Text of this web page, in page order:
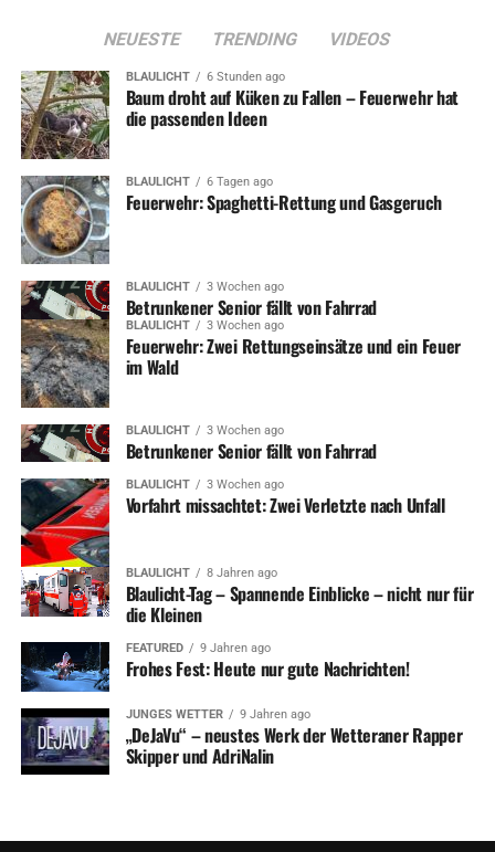
NEUESTE TRENDING VIDEOS
BLAULICHT 6 Stunden ago
Baum droht auf Küken zu Fallen – Feuerwehr hat
die passenden Ideen
BLAULICHT 6 Tagen ago
Feuerwehr: Spaghetti-Rettung und Gasgeruch
BLAULICHT 3 Wochen ago
Betrunkener Senior fällt von Fahrrad
BLAULICHT 3 Wochen ago
Feuerwehr: Zwei Rettungseinsätze und ein Feuer
im Wald
BLAULICHT 3 Wochen ago
Betrunkener Senior fällt von Fahrrad
BLAULICHT 3 Wochen ago
Vorfahrt missachtet: Zwei Verletzte nach Unfall
BLAULICHT 8 Jahren ago
Blaulicht-Tag – Spannende Einblicke – nicht nur für
die Kleinen
FEATURED 9 Jahren ago
Frohes Fest: Heute nur gute Nachrichten!
JUNGES WETTER 9 Jahren ago
„DeJaVu“ – neustes Werk der Wetteraner Rapper
Skipper und AdriNalin